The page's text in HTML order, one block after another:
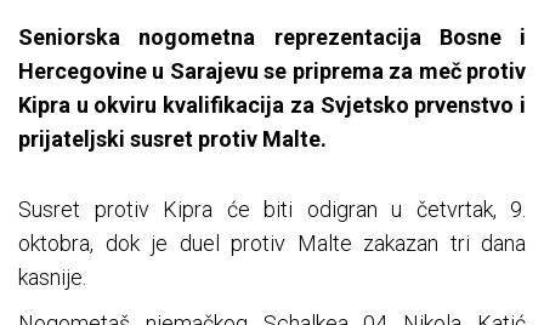
Seniorska nogometna reprezentacija Bosne i
Hercegovine u Sarajevu se priprema za meč protiv
Kipra u okviru kvalifikacija za Svjetsko prvenstvo i
prijateljski susret protiv Malte.
Susret protiv Kipra će biti odigran u četvrtak, 9.
oktobra, dok je duel protiv Malte zakazan tri dana
kasnije.